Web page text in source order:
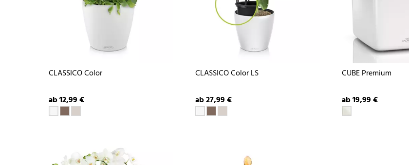
CLASSICO Color
ab 12,99 €
CLASSICO Color LS
ab 27,99 €
CUBE Premium
ab 19,99 €